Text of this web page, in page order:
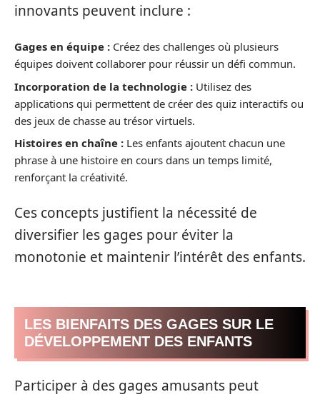
innovants peuvent inclure :
Gages en équipe : Créez des challenges où plusieurs
équipes doivent collaborer pour réussir un défi commun.
Incorporation de la technologie : Utilisez des
applications qui permettent de créer des quiz interactifs ou
des jeux de chasse au trésor virtuels.
Histoires en chaîne : Les enfants ajoutent chacun une
phrase à une histoire en cours dans un temps limité,
renforçant la créativité.
Ces concepts justifient la nécessité de
diversifier les gages pour éviter la
monotonie et maintenir l’intérêt des enfants.
LES BIENFAITS DES GAGES SUR LE
DÉVELOPPEMENT DES ENFANTS
Participer à des gages amusants peut